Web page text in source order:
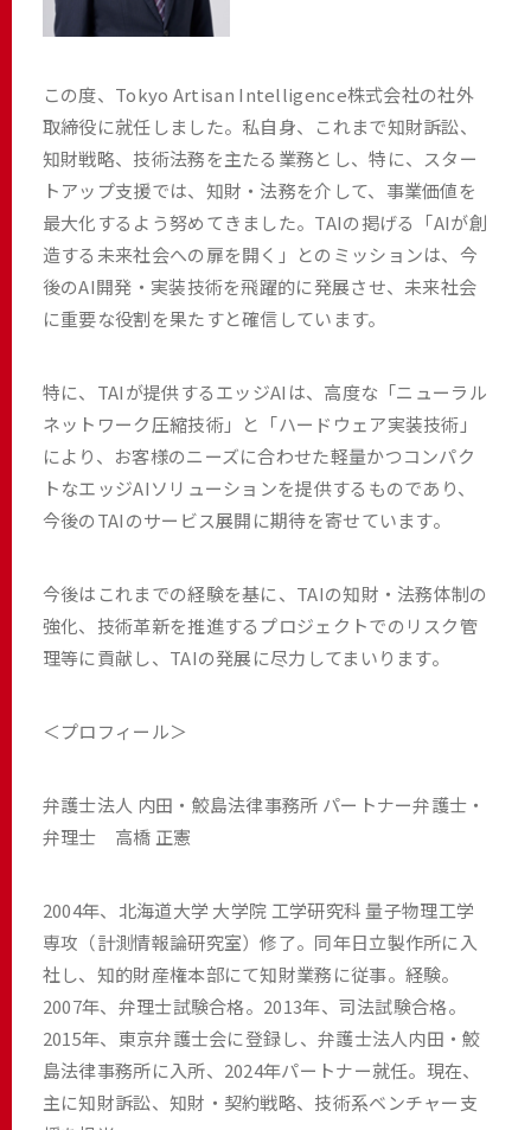
この度、Tokyo Artisan Intelligence株式会社の社外
取締役に就任しました。私自身、これまで知財訴訟、
知財戦略、技術法務を主たる業務とし、特に、スター
トアップ支援では、知財・法務を介して、事業価値を
最大化するよう努めてきました。TAIの掲げる「AIが創
造する未来社会への扉を開く」とのミッションは、今
後のAI開発・実装技術を飛躍的に発展させ、未来社会
に重要な役割を果たすと確信しています。
特に、TAIが提供するエッジAIは、高度な「ニューラル
ネットワーク圧縮技術」と「ハードウェア実装技術」
により、お客様のニーズに合わせた軽量かつコンパク
トなエッジAIソリューションを提供するものであり、
今後のTAIのサービス展開に期待を寄せています。
今後はこれまでの経験を基に、TAIの知財・法務体制の
強化、技術革新を推進するプロジェクトでのリスク管
理等に貢献し、TAIの発展に尽力してまいります。
＜プロフィール＞
弁護士法人 内田・鮫島法律事務所 パートナー弁護士・
弁理士 高橋 正憲
2004年、北海道大学 大学院 工学研究科 量子物理工学
専攻（計測情報論研究室）修了。同年日立製作所に入
社し、知的財産権本部にて知財業務に従事。経験。
2007年、弁理⼠試験合格。2013年、司法試験合格。
2015年、東京弁護士会に登録し、弁護士法人内田・鮫
島法律事務所に入所、2024年パートナー就任。現在、
主に知財訴訟、知財・契約戦略、技術系ベンチャー支